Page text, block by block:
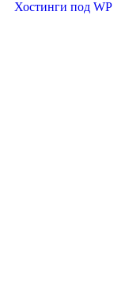
Хостинги под WP